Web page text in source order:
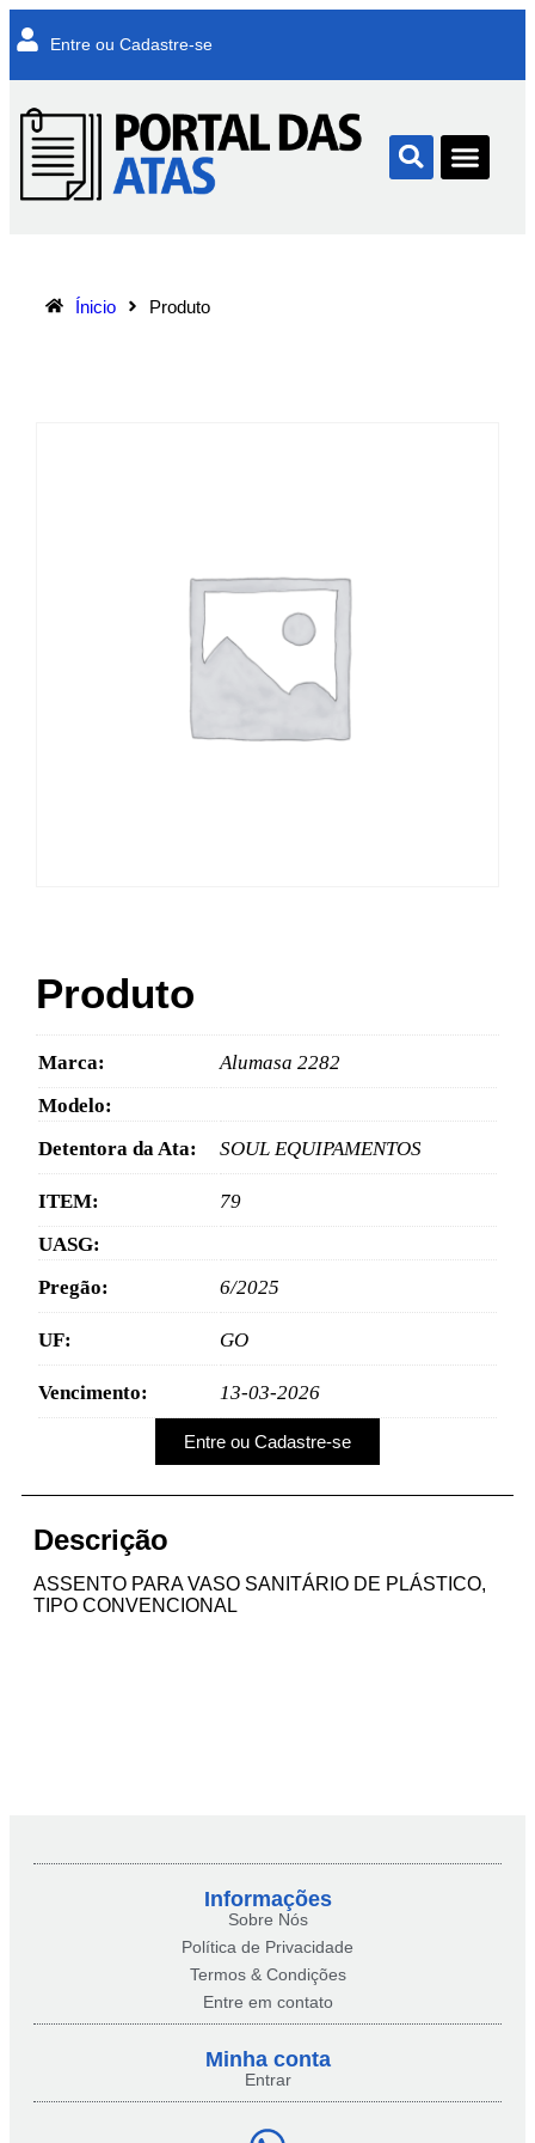
Entre ou Cadastre-se
Ínicio Produto
Produto
Marca:
Alumasa 2282
Modelo:
Detentora da Ata:
SOUL EQUIPAMENTOS
ITEM:
79
UASG:
Pregão:
6/2025
UF: GO
Vencimento: 13-03-2026
Entre ou Cadastre-se
Descrição
ASSENTO PARA VASO SANITÁRIO DE PLÁSTICO,
TIPO CONVENCIONAL
Informações
Sobre Nós
Política de Privacidade
Termos & Condições
Entre em contato
Minha conta​
Entrar